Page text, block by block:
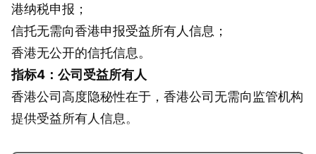
港纳税申报；
信托无需向香港申报受益所有人信息；
香港无公开的信托信息。
指标4：公司受益所有人
香港公司高度隐秘性在于，香港公司无需向监管机构
提供受益所有人信息。